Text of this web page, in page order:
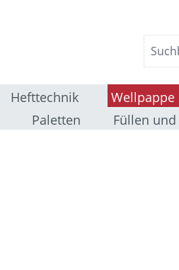
Hefttechnik
Paletten Füllen